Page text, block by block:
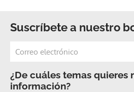
Suscríbete a nuestro
¿De cuáles temas quieres
información?